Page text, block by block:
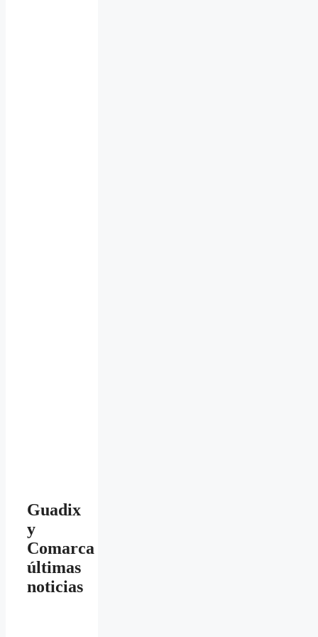
Guadix
y
Comarca
últimas
noticias